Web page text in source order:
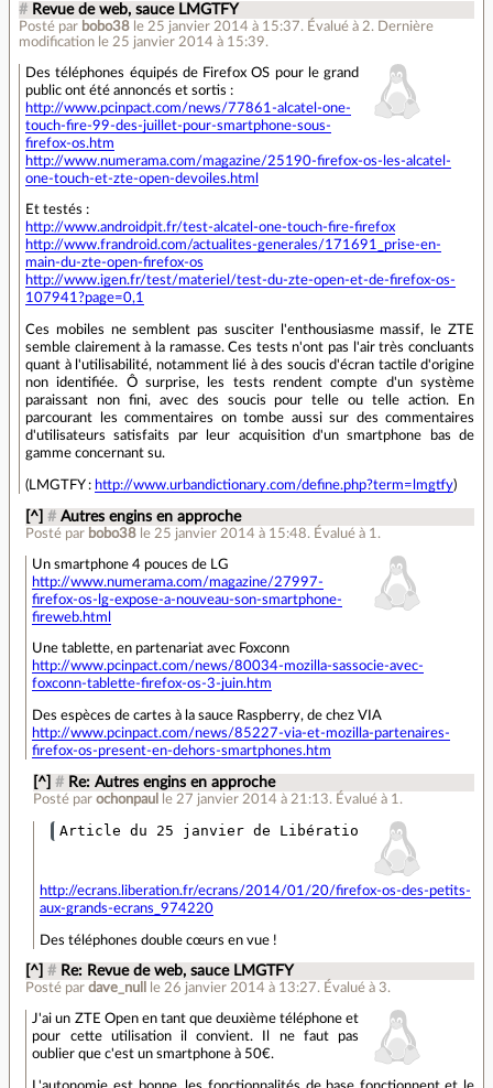
# Revue de web, sauce LMGTFY
Posté par bobo38 le 25 janvier 2014 à 15:37. Évalué à 2. Dernière
modification le 25 janvier 2014 à 15:39.
Des téléphones équipés de Firefox OS pour le grand
public ont été annoncés et sortis :
http://www.pcinpact.com/news/77861-alcatel-one-
touch-fire-99-des-juillet-pour-smartphone-sous-
firefox-os.htm
http://www.numerama.com/magazine/25190-firefox-os-les-alcatel-
one-touch-et-zte-open-devoiles.html
Et testés :
http://www.androidpit.fr/test-alcatel-one-touch-fire-firefox
http://www.frandroid.com/actualites-generales/171691_prise-en-
main-du-zte-open-firefox-os
http://www.igen.fr/test/materiel/test-du-zte-open-et-de-firefox-os-
107941?page=0,1
Ces mobiles ne semblent pas susciter l'enthousiasme massif, le ZTE
semble clairement à la ramasse. Ces tests n'ont pas l'air très concluants
quant à l'utilisabilité, notamment lié à des soucis d'écran tactile d'origine
non identifiée. Ô surprise, les tests rendent compte d'un système
paraissant non fini, avec des soucis pour telle ou telle action. En
parcourant les commentaires on tombe aussi sur des commentaires
d'utilisateurs satisfaits par leur acquisition d'un smartphone bas de
gamme concernant su.
(LMGTFY : http://www.urbandictionary.com/define.php?term=lmgtfy)
[^] # Autres engins en approche
Posté par bobo38 le 25 janvier 2014 à 15:48. Évalué à 1 .
Un smartphone 4 pouces de LG
http://www.numerama.com/magazine/27997-
firefox-os-lg-expose-a-nouveau-son-smartphone-
fireweb.html
Une tablette, en partenariat avec Foxconn
http://www.pcinpact.com/news/80034-mozilla-sassocie-avec-
foxconn-tablette-firefox-os-3-juin.htm
Des espèces de cartes à la sauce Raspberry, de chez VIA
http://www.pcinpact.com/news/85227-via-et-mozilla-partenaires-
firefox-os-present-en-dehors-smartphones.htm
[^] # Re: Autres engins en approche
Posté par ochonpaul le 27 janvier 2014 à 21:13. Évalué à 1 .
http://ecrans.liberation.fr/ecrans/2014/01/20/firefox-os-des-petits-
aux-grands-ecrans_974220
Des téléphones double cœurs en vue !
[^] # Re: Revue de web, sauce LMGTFY
Posté pardave_null le 26 janvier 2014 à 13:27. Évalué à 3.
J'ai un ZTE Open en tant que deuxième téléphone et
pour cette utilisation il convient. Il ne faut pas
oublier que c'est un smartphone à 50€.